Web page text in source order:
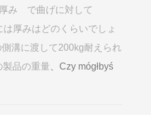
み で曲げに対して
厚みはどのくらいでしょ
溝に渡して200kg耐えられ
製品の重量 、Czy mógłbyś